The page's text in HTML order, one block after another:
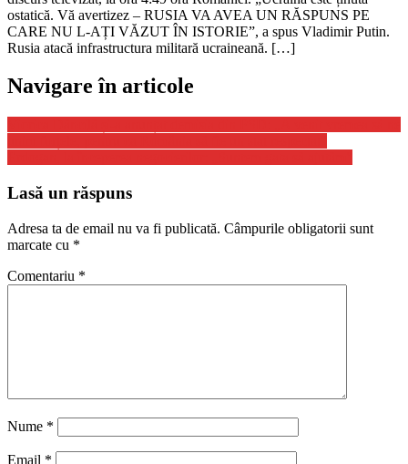
ostatică. Vă avertizez – RUSIA VA AVEA UN RĂSPUNS PE
CARE NU L-AȚI VĂZUT ÎN ISTORIE”, a spus Vladimir Putin.
Rusia atacă infrastructura militară ucraineană. […]
Navigare în articole
Lasă un răspuns
Adresa ta de email nu va fi publicată. Câmpurile obligatorii sunt
marcate cu *
Comentariu *
Nume *
Email *